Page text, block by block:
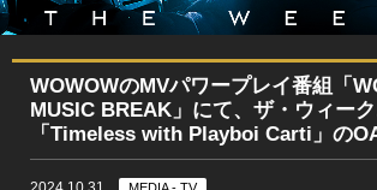
WOWOWのMVパワープレイ番組「
MUSIC BREAK」にて、ザ・ウィー
「Timeless with Playboi Carti」の